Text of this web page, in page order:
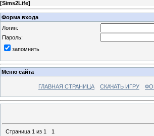
[Sims2Life]
Форма входа
Логин:
Пароль:
запомнить
Меню сайта
ГЛАВНАЯ СТРАНИЦА СКАЧАТЬ ИГРУ
Страница 1 из 1
1